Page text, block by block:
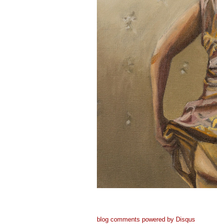
blog comments powered by Disqus